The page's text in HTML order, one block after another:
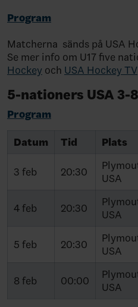
Program
Matcherna sänds på USA
Se mer info om U17 five
Hockey och USA Hockey TV
5-nationers USA 3-
Program
Datum Tid Plats
3 feb 20:30
USA
4 feb 20:30
USA
5 feb 20:30
USA
8 feb 00:00
USA